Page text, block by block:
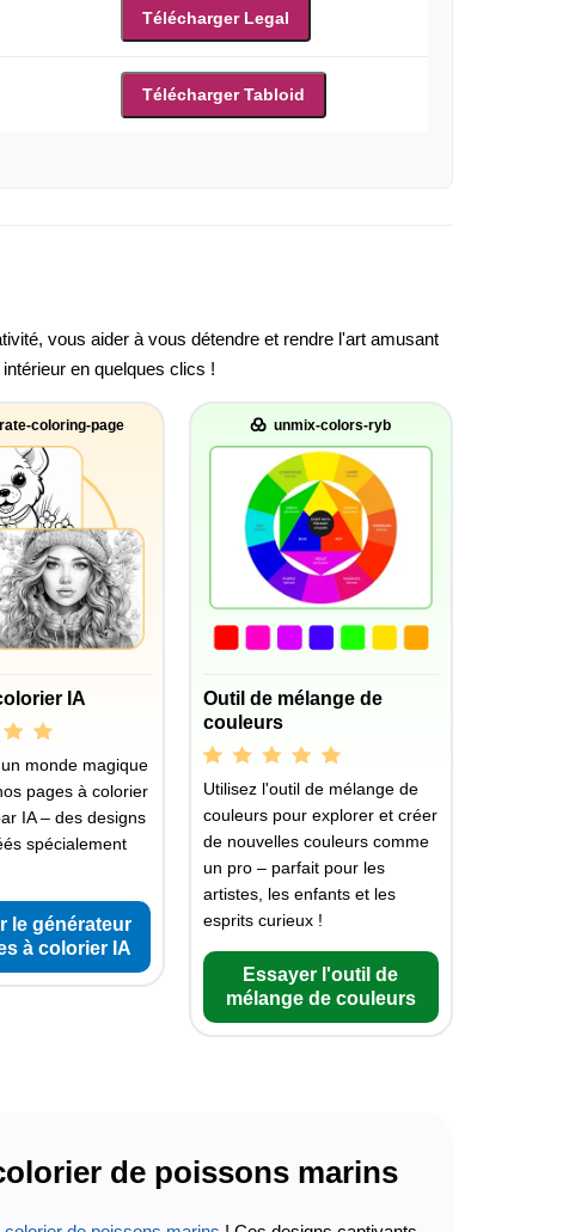
Télécharger Legal
Télécharger Tabloid
vous aider à vous détendre et rendre l'art amusant
en quelques clics !
coloring-page
IA
monde magique
pages à colorier
IA – des designs
spécialement
le générateur
à colorier IA
unmix-colors-ryb
Outil de mélange de
couleurs
Utilisez l'outil de mélange de
couleurs pour explorer et créer
de nouvelles couleurs comme
un pro – parfait pour les
artistes, les enfants et les
esprits curieux !
Essayer l'outil de
mélange de couleurs
de poissons marins